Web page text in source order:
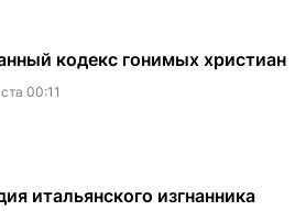
кодекс гонимых христиан
00:11
итальянского изгнанника